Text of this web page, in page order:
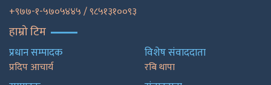
+९७७-१-५७०५४४५ / ९८५१३१००९३
हाम्रो टिम
प्रधान सम्पादक
प्रदिप आचार्य
विशेष संवाददाता
रबि थापा